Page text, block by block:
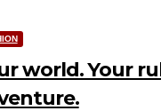
world. Your